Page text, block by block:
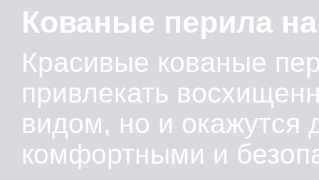
Кованые перила
Красивые кованые
привлекать
видом, но и окажутся
комфортными и